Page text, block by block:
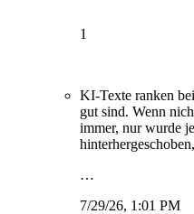
1
KI-Texte ranken
gut sind. Wenn
immer, nur wurde
…
7/29/26, 1:01 PM